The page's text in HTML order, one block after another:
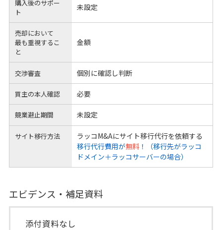
購入後のサポー
ト
未設定
売却において
最も重視するこ
と
金額
交渉審査 個別に確認し判断
買主の本人確認 必要
競業避止期間 未設定
サイト移行方法
ラッコM&Aにサイト移行代行を依頼する
移行代行費用が無料！（移行先がラッコ
ドメイン＋ラッコサーバーの場合）
エビデンス・補足資料
添付資料なし